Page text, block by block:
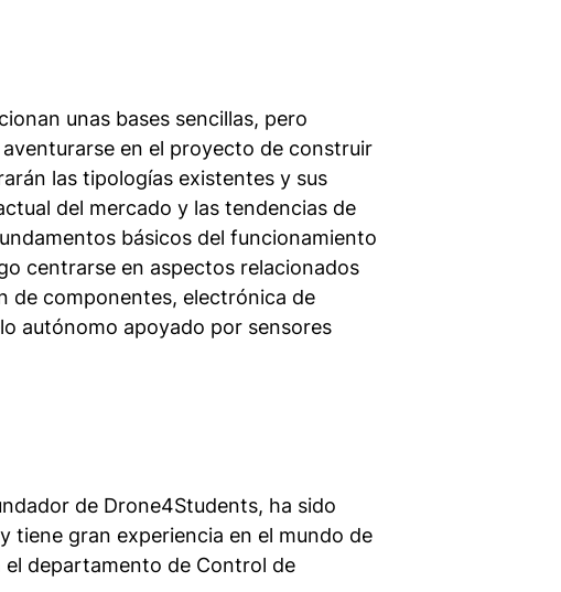
unas bases sencillas, pero
en el proyecto de construir
las tipologías existentes y sus
del mercado y las tendencias de
básicos del funcionamiento
centrarse en aspectos relacionados
de componentes, electrónica de
autónomo apoyado por sensores
de Drone4Students, ha sido
tiene gran experiencia en el mundo de
el departamento de Control de